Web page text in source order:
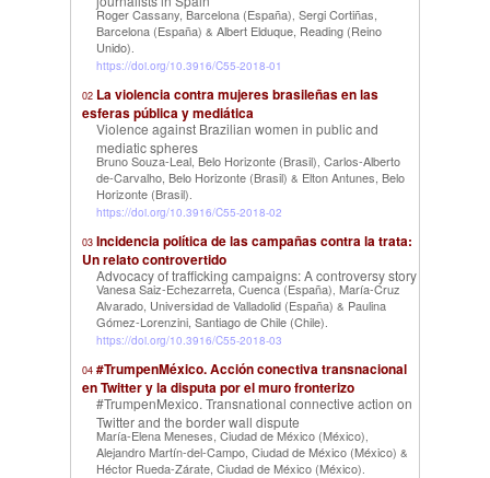
Roger Cassany, Barcelona (España), Sergi Cortiñas,
Barcelona (España) & Albert Elduque, Reading (Reino
Unido).
https://doi.org/10.3916/C55-2018-01
02 La violencia contra mujeres brasileñas en las
esferas pública y mediática
Violence against Brazilian women in public and
mediatic spheres
Bruno Souza-Leal, Belo Horizonte (Brasil), Carlos-Alberto
de-Carvalho, Belo Horizonte (Brasil) & Elton Antunes, Belo
Horizonte (Brasil).
https://doi.org/10.3916/C55-2018-02
03 Incidencia política de las campañas contra la trata:
Un relato controvertido
Advocacy of trafficking campaigns: A controversy story
Vanesa Saiz-Echezarreta, Cuenca (España), María-Cruz
Alvarado, Universidad de Valladolid (España) & Paulina
Gómez-Lorenzini, Santiago de Chile (Chile).
https://doi.org/10.3916/C55-2018-03
04 #TrumpenMéxico. Acción conectiva transnacional
en Twitter y la disputa por el muro fronterizo
#TrumpenMexico. Transnational connective action on
Twitter and the border wall dispute
María-Elena Meneses, Ciudad de México (México),
Alejandro Martín-del-Campo, Ciudad de México (México) &
Héctor Rueda-Zárate, Ciudad de México (México).